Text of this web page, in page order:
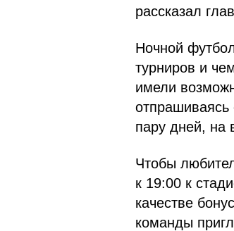
рассказал
Ночной
турниров и
имели
отпрашиваясь
пару дней, на
Чтобы
к 19:00 к
качестве
команды